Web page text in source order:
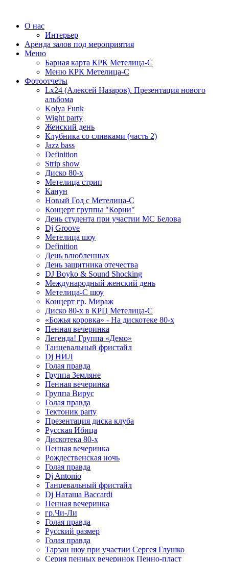
О нас
Интерьер
Аренда залов под мероприятия
Меню
Барная карта КРК Метелица-С
Меню КРК Метелица-С
Фотоотчеты
Lx24 (Алексей Назаров). Презентация нового
альбома
Kolya Funk
Wight party
Женский день
Клубника со сливками (часть 2)
Jazz bass
Definition
Strip show
Диско 80-х
Метелица стрип
Канун
Новый Год с Метелица-С
Концерт группы "Корни"
День студента при участии МС Белова
Dj Groove
Метелица шоу
Definition
День влюбленных
День защитника отечества
DJ Boyko & Sound Shocking
Международный женский день
Метелица-С шоу
Концерт гр. Мираж
Диско 80-х в КРЦ Метелица-С
«Божья коровка» - На дискотеке 80-х
Пенная вечеринка
Легенда! Группа «Демо»
Танцевальный фристайл
Dj НИЛ
Голая правда
Группа Земляне
Пенная вечеринка
Группа Вирус
Голая правда
Тектоник party
Презентация диска клуба
Русская Ибица
Дискотека 80-х
Пенная вечеринка
Рождественская ночь
Голая правда
Dj Antonio
Танцевальный фристайл
Dj Наташа Baccardi
Пенная вечеринка
гр.Чи-Ли
Голая правда
Русский размер
Голая правда
Тарзан шоу при участии Сергея Глушко
Серия пенных вечеринок Пенно-пласт